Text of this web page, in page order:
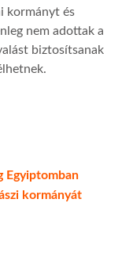
kormányt és
nem adottak a
biztosítsanak
Egyiptomban
kormányát